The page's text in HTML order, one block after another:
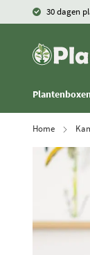
30 dagen
Home